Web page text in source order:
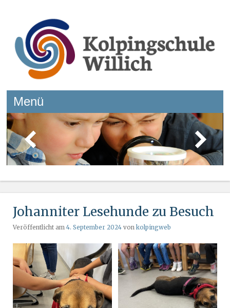
Kolpingschule Willich
Menü
Springe zum Inhalt
Johanniter Lesehunde zu Besuch
Veröffentlicht am 4. September 2024 von kolpingweb